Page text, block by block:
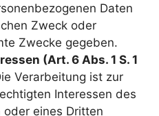
Daten
Zweck oder
Zwecke gegeben.
(Art. 6 Abs. 1 S. 1
Verarbeitung ist zur
Interessen des
eines Dritten